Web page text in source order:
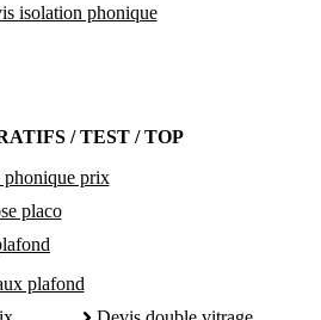
isolation phonique
/ TEST / TOP
phonique prix
placo
plafond